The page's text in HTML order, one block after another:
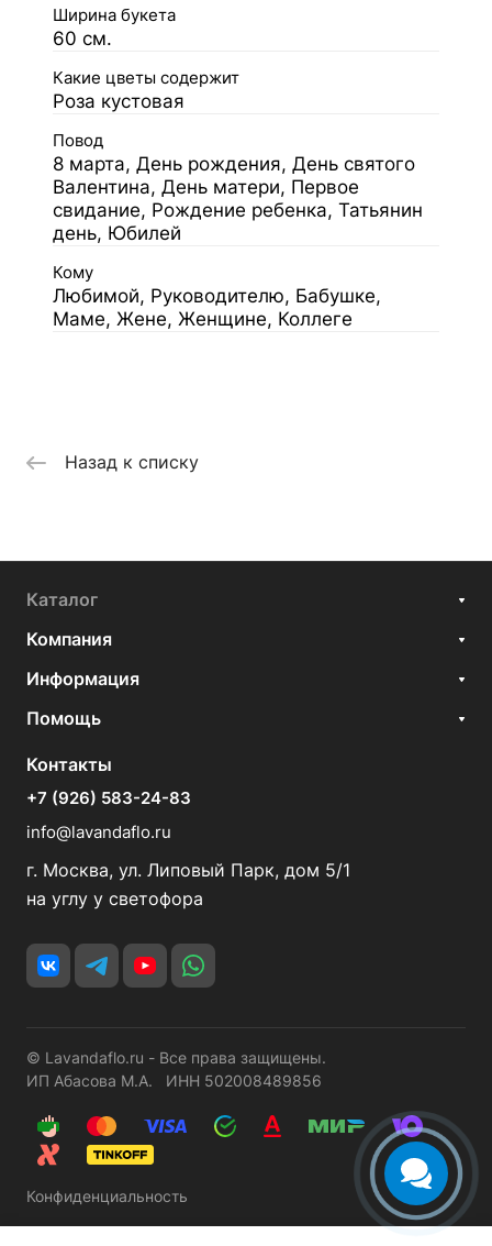
Ширина букета
60 см.
Какие цветы содержит
Роза кустовая
Повод
8 марта, День рождения, День святого
Валентина, День матери, Первое
свидание, Рождение ребенка, Татьянин
день, Юбилей
Кому
Любимой, Руководителю, Бабушке,
Маме, Жене, Женщине, Коллеге
Назад к списку
Каталог
Компания
Информация
Помощь
Контакты
+7 (926) 583-24-83
info@lavandaflo.ru
г. Москва, ул. Липовый Парк, дом 5/1
на углу у светофора
© Lavandaflo.ru - Все права защищены.
ИП Абасова М.А. ИНН 502008489856
Конфиденциальность